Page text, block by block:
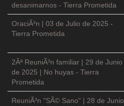
desanimarnos - Tierra Prometida
OraciÃ³n | 03 de Julio de 2025 -
Tierra Prometida
2Âª ReuniÃ³n familiar | 29 de Junio
de 2025 | No huyas - Tierra
Prometida
ReuniÃ³n "SÃ© Sano" | 28 de Junio